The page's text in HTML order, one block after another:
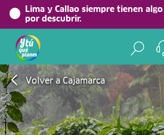
Lima y Callao siempre tienen
por descubrir.
Volver a Cajamarca